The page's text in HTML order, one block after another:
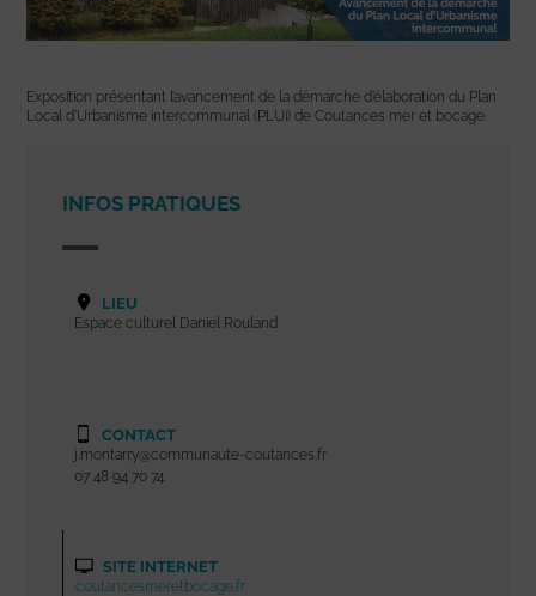
Exposition présentant l’avancement de la démarche d’élaboration du Plan
Local d’Urbanisme intercommunal (PLUi) de Coutances mer et bocage.
INFOS PRATIQUES
LIEU
Espace culturel Daniel Rouland
CONTACT
j.montarry@communaute-coutances.fr
07 48 94 70 74
SITE INTERNET
coutancesmeretbocage.fr